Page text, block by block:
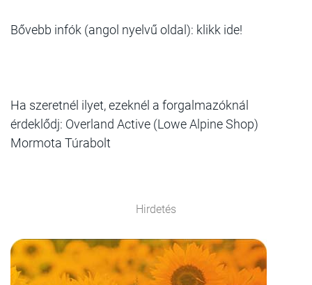
Bővebb infók (angol nyelvű oldal): klikk ide!
Ha szeretnél ilyet, ezeknél a forgalmazóknál
érdeklődj: Overland Active (Lowe Alpine Shop)
Mormota Túrabolt
Hirdetés